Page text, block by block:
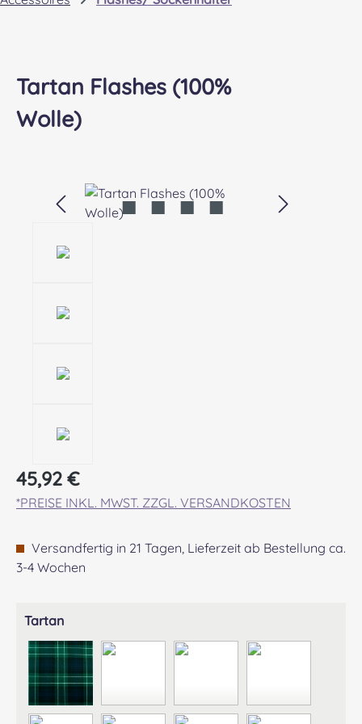
Tartan Flashes (100%
Wolle)
Bildergalerie überspringen
Regulärer Preis:
45,92 €
*PREISE INKL. MWST. ZZGL. VERSANDKOSTEN
Versandfertig in 21 Tagen, Lieferzeit ab Bestellung ca.
3-4 Wochen
Tartanauswählen
ABERCROMBIE MODERN
ABERDEEN MODERNAGNEW ANCIENTANDERSON